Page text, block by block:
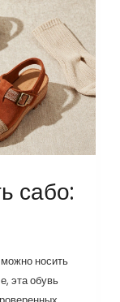
сабо:
носить
эта обувь